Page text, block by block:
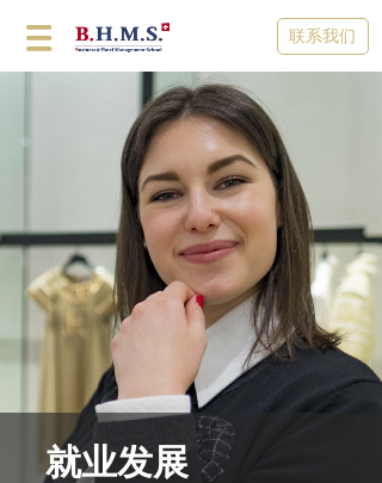
就业发展
联系我们